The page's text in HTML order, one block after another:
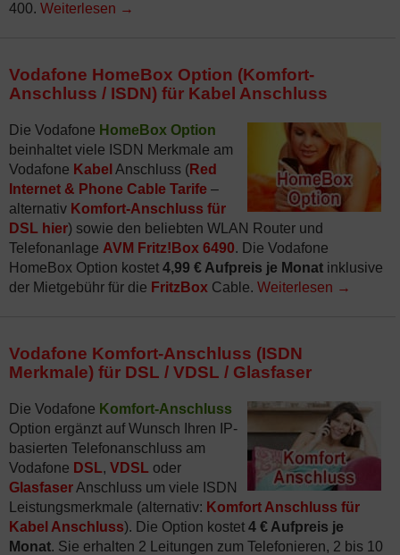
400. Weiterlesen →
Vodafone HomeBox Option (Komfort-
Anschluss / ISDN) für Kabel Anschluss
Die Vodafone HomeBox Option
beinhaltet viele ISDN Merkmale am
Vodafone Kabel Anschluss (Red
Internet & Phone Cable Tarife –
alternativ Komfort-Anschluss für
DSL hier) sowie den beliebten WLAN Router und
Telefonanlage AVM Fritz!Box 6490. Die Vodafone
HomeBox Option kostet 4,99 € Aufpreis je Monat inklusive
der Mietgebühr für die FritzBox Cable. Weiterlesen →
Vodafone Komfort-Anschluss (ISDN
Merkmale) für DSL / VDSL / Glasfaser
Die Vodafone Komfort-Anschluss
Option ergänzt auf Wunsch Ihren IP-
basierten Telefonanschluss am
Vodafone DSL, VDSL oder
GlasfaserAnschluss um viele ISDN
Leistungsmerkmale (alternativ: Komfort Anschluss für
Kabel Anschluss). Die Option kostet 4 € Aufpreis je
Monat. Sie erhalten 2 Leitungen zum Telefonieren, 2 bis 10